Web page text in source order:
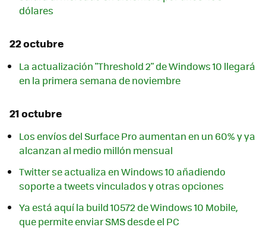
dólares
22 octubre
La actualización "Threshold 2" de Windows 10 llegará
en la primera semana de noviembre
21 octubre
Los envíos del Surface Pro aumentan en un 60% y ya
alcanzan al medio millón mensual
Twitter se actualiza en Windows 10 añadiendo
soporte a tweets vinculados y otras opciones
Ya está aquí la build 10572 de Windows 10 Mobile,
que permite enviar SMS desde el PC